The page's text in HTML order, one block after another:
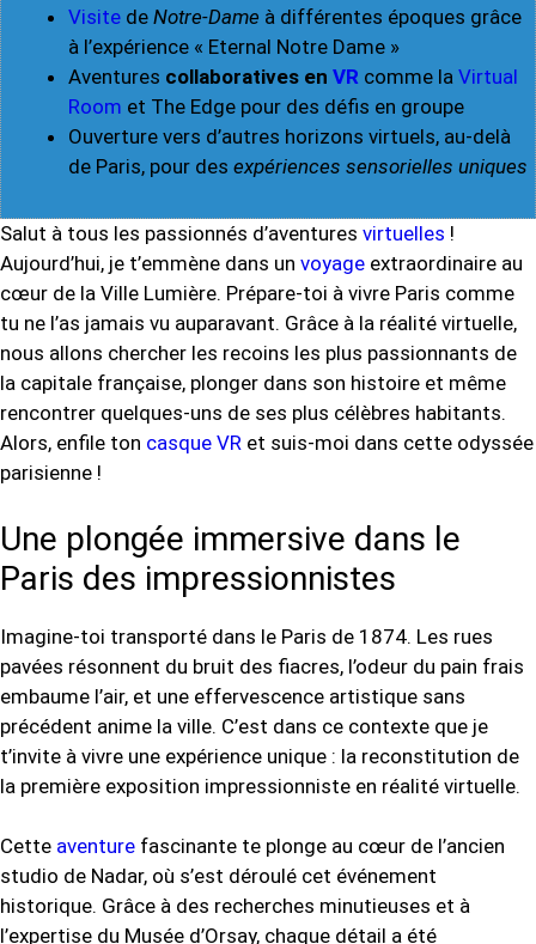
Visite de Notre-Dame à différentes époques grâce
à l’expérience « Eternal Notre Dame »
Aventures collaboratives en VR comme la Virtual
Room et The Edge pour des défis en groupe
Ouverture vers d’autres horizons virtuels, au-delà
de Paris, pour des expériences sensorielles uniques
Salut à tous les passionnés d’aventures virtuelles !
Aujourd’hui, je t’emmène dans un voyage extraordinaire au
cœur de la Ville Lumière. Prépare-toi à vivre Paris comme
tu ne l’as jamais vu auparavant. Grâce à la réalité virtuelle,
nous allons chercher les recoins les plus passionnants de
la capitale française, plonger dans son histoire et même
rencontrer quelques-uns de ses plus célèbres habitants.
Alors, enfile ton casque VR et suis-moi dans cette odyssée
parisienne !
Une plongée immersive dans le
Paris des impressionnistes
Imagine-toi transporté dans le Paris de 1874. Les rues
pavées résonnent du bruit des fiacres, l’odeur du pain frais
embaume l’air, et une effervescence artistique sans
précédent anime la ville. C’est dans ce contexte que je
t’invite à vivre une expérience unique : la reconstitution de
la première exposition impressionniste en réalité virtuelle.
Cette aventure fascinante te plonge au cœur de l’ancien
studio de Nadar, où s’est déroulé cet événement
historique. Grâce à des recherches minutieuses et à
l’expertise du Musée d’Orsay, chaque détail a été